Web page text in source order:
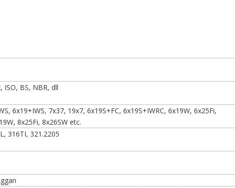
ISO, BS, NBR, dll
6x19+IWS, 7x37, 19x7, 6x19S+FC, 6x19S+IWRC, 6x19W, 6x25Fi,
8x25Fi, 8x26SW etc.
316TI, 321.2205